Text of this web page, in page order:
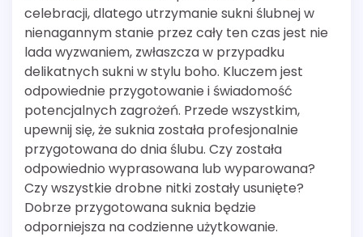
celebracji, dlatego utrzymanie sukni ślubnej w
nienagannym stanie przez cały ten czas jest nie
lada wyzwaniem, zwłaszcza w przypadku
delikatnych sukni w stylu boho. Kluczem jest
odpowiednie przygotowanie i świadomość
potencjalnych zagrożeń. Przede wszystkim,
upewnij się, że suknia została profesjonalnie
przygotowana do dnia ślubu. Czy została
odpowiednio wyprasowana lub wyparowana?
Czy wszystkie drobne nitki zostały usunięte?
Dobrze przygotowana suknia będzie
odporniejsza na codzienne użytkowanie.